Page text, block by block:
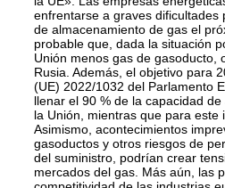
enfrentarse a graves dificultades
de almacenamiento de gas el
probable que, dada la situación
Unión menos gas de gasoducto,
Rusia. Además, el objetivo para
(UE) 2022/1032 del Parlamento
llenar el 90 % de la capacidad
la Unión, mientras que para este
Asimismo, acontecimientos
gasoductos y otros riesgos de
del suministro, podrían crear
mercados del gas. Más aún, las